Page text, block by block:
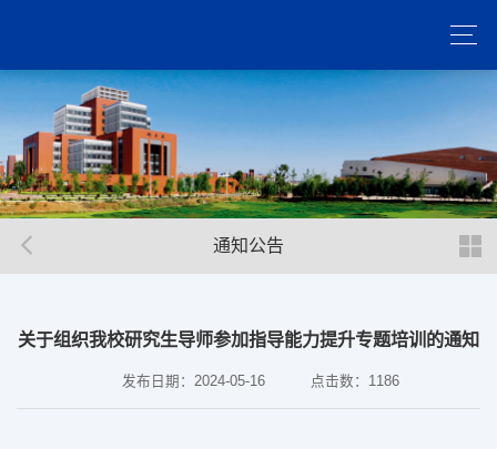
通知公告
关于组织我校研究生导师参加指导能力提升专题培训的通知
发布日期：2024-05-16 点击数： 1186